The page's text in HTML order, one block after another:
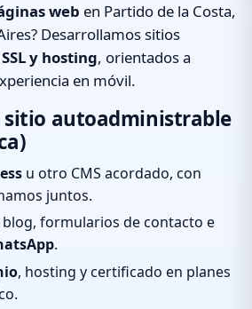
web en Partido de la Costa,
Desarrollamos sitios
SSL y hosting, orientados a
en móvil.
sitio autoadministrable
u otro CMS acordado, con
juntos.
blog, formularios de contacto e
.
, hosting y certificado en planes